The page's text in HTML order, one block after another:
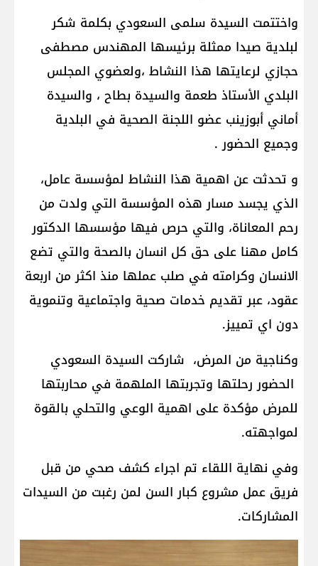
واختتمت السيدة سلمى السعودي بكلمة شكر
لبلدية صيدا ممثلة برئيسها المهندس مصطفى
حجازي لرعايتها هذا النشاط ،ولعضوي المجلس
البلدي الأستاذ طعمة والسيدة بطاح ، والسيدة
أماني أبوزينب عضو اللجنة الصحية في البلدية
وجميع الحضور .
و تحدثت عن اهمية هذا النشاط لمؤسسة عامل،
الذي يجسد مسار هذه المؤسسة التي ولدت من
رحم المعاناة، والتي حرص فيها مؤسسها الدكتور
كامل مهنا على حق كل انسان بالصحة والتي تضع
الانسان وكرامته في صلب عملها منذ اكثر من اربعة
عقود، عبر تقديم خدمات صحية واجتماعية وتنموية
دون اي تمييز.
وكناجية من المرض، شاركت السيدة السعودي
الحضور رحلتها وتجربتها الملهمة في محاربتها
للمرض مؤكدة على اهمية الوعي والتحلي بالقوة
لمواجهته.
وفي نهاية اللقاء تم اجراء كشف صحي من قبل
فريق عمل مشروع كبار السن لمن رغبت من السيدات
المشاركات.